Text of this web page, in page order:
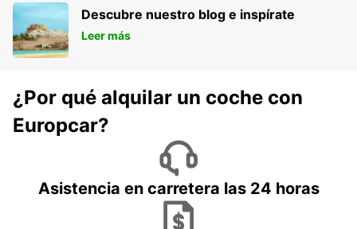
Descubre nuestro blog e inspírate
Leer más
¿Por qué alquilar un coche con
Europcar?
Asistencia en carretera las 24 horas